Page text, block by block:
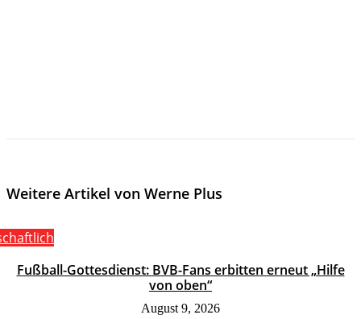
Weitere Artikel von Werne Plus
Fußball-Gottesdienst: BVB-Fans erbitten erneut „Hilfe
von oben“
August 9, 2026